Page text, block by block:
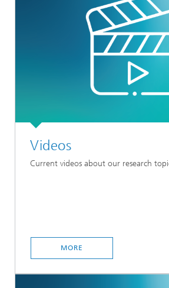
Videos
Current videos about our research
MORE